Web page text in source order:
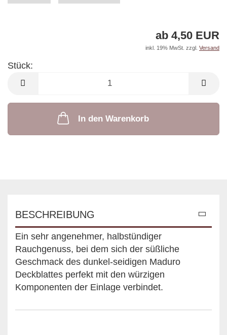
ab 4,50 EUR
inkl. 19% MwSt. zzgl. Versand
Stück:
Stück
In den Warenkorb
BESCHREIBUNG
Ein sehr angenehmer, halbstündiger
Rauchgenuss, bei dem sich der süßliche
Geschmack des dunkel-seidigen Maduro
Deckblattes perfekt mit den würzigen
Komponenten der Einlage verbindet.